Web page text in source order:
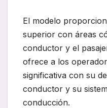
El modelo
superior con áreas
conductor y el
ofrece a los
significativa con su
conductor y su
conducción.